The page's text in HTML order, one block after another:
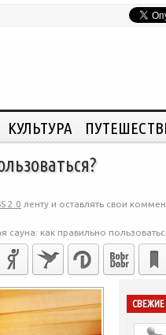
КУЛЬТУРА
2.0 ленту и оставлять свои
сауна: как правильно